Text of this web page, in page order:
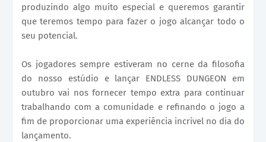
produzindo algo muito especial e queremos garantir
que teremos tempo para fazer o jogo alcançar todo o
seu potencial.
Os jogadores sempre estiveram no cerne da filosofia
do nosso estúdio e lançar ENDLESS DUNGEON em
outubro vai nos fornecer tempo extra para continuar
trabalhando com a comunidade e refinando o jogo a
fim de proporcionar uma experiência incrível no dia do
lançamento.